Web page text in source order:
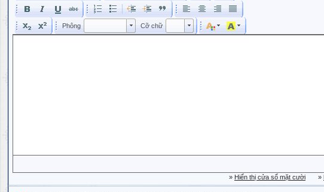
Phông Cỡ chữ Kích cỡ phông
» Hiển thị cửa sổ mặt cười »